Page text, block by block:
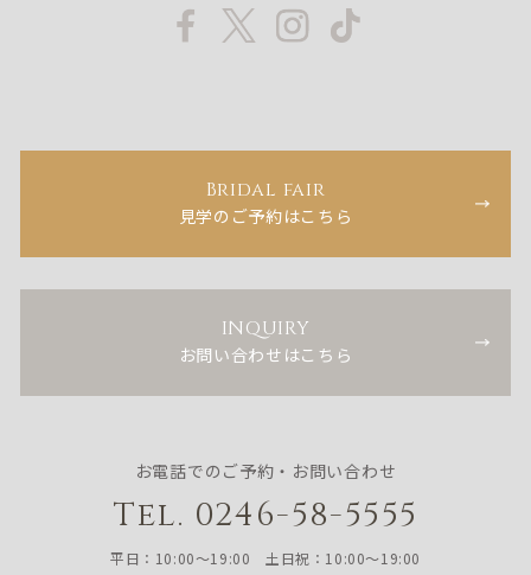
Bridal fair
見学のご予約はこちら
INQUIRY
お問い合わせはこちら
お電話でのご予約・お問い合わせ
Tel. 0246-58-5555
平日：10:00〜19:00 土日祝：10:00〜19:00